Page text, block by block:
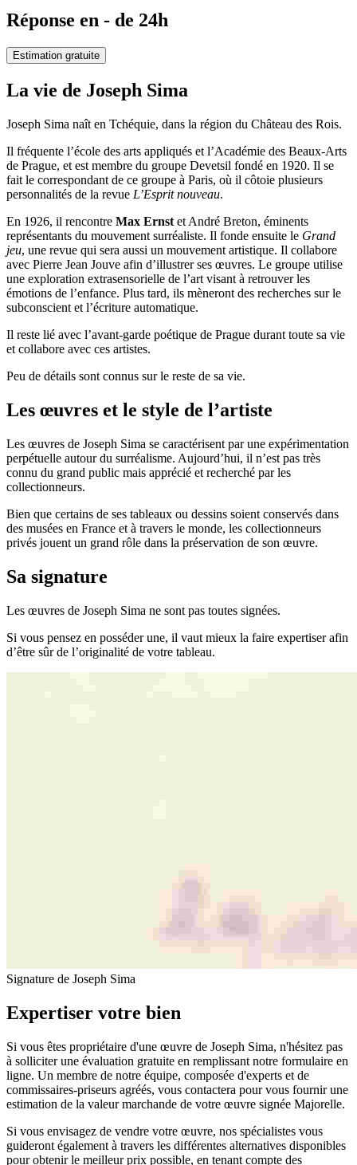
Réponse en - de 24h
Estimation gratuite
La vie de Joseph Sima
Joseph Sima naît en Tchéquie, dans la région du Château des Rois.
Il fréquente l’école des arts appliqués et l’Académie des Beaux-Arts
de Prague, et est membre du groupe Devetsil fondé en 1920. Il se
fait le correspondant de ce groupe à Paris, où il côtoie plusieurs
personnalités de la revue L’Esprit nouveau.
En 1926, il rencontre Max Ernst et André Breton, éminents
représentants du mouvement surréaliste. Il fonde ensuite le Grand
jeu, une revue qui sera aussi un mouvement artistique. Il collabore
avec Pierre Jean Jouve afin d’illustrer ses œuvres. Le groupe utilise
une exploration extrasensorielle de l’art visant à retrouver les
émotions de l’enfance. Plus tard, ils mèneront des recherches sur le
subconscient et l’écriture automatique.
Il reste lié avec l’avant-garde poétique de Prague durant toute sa vie
et collabore avec ces artistes.
Peu de détails sont connus sur le reste de sa vie.
Les œuvres et le style de l’artiste
Les œuvres de Joseph Sima se caractérisent par une expérimentation
perpétuelle autour du surréalisme. Aujourd’hui, il n’est pas très
connu du grand public mais apprécié et recherché par les
collectionneurs.
Bien que certains de ses tableaux ou dessins soient conservés dans
des musées en France et à travers le monde, les collectionneurs
privés jouent un grand rôle dans la préservation de son œuvre.
Sa signature
Les œuvres de Joseph Sima ne sont pas toutes signées.
Si vous pensez en posséder une, il vaut mieux la faire expertiser afin
d’être sûr de l’originalité de votre tableau.
Signature de Joseph Sima
Expertiser votre bien
Si vous êtes propriétaire d'une œuvre de Joseph Sima, n'hésitez pas
à solliciter une évaluation gratuite en remplissant notre formulaire en
ligne. Un membre de notre équipe, composée d'experts et de
commissaires-priseurs agréés, vous contactera pour vous fournir une
estimation de la valeur marchande de votre œuvre signée Majorelle.
Si vous envisagez de vendre votre œuvre, nos spécialistes vous
guideront également à travers les différentes alternatives disponibles
pour obtenir le meilleur prix possible, en tenant compte des